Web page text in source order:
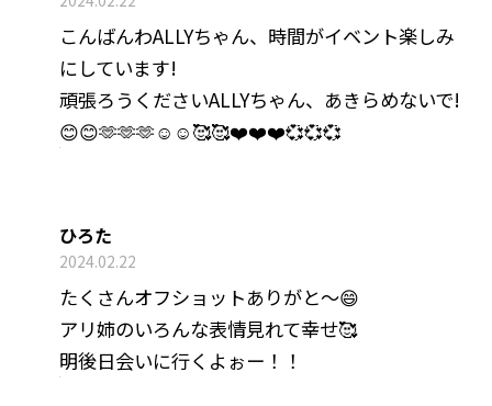
こんばんわALLYちゃん、時間がイベント楽しみ
にしています!
頑張ろうくださいALLYちゃん、あきらめないで!
😊😊🫶🫶🫶☺️☺️🥰🥰❤️❤️❤️💞💞💞
ひろた
2024.02.22
たくさんオフショットありがと〜😄
アリ姉のいろんな表情見れて幸せ🥰
明後日会いに行くよぉー！！